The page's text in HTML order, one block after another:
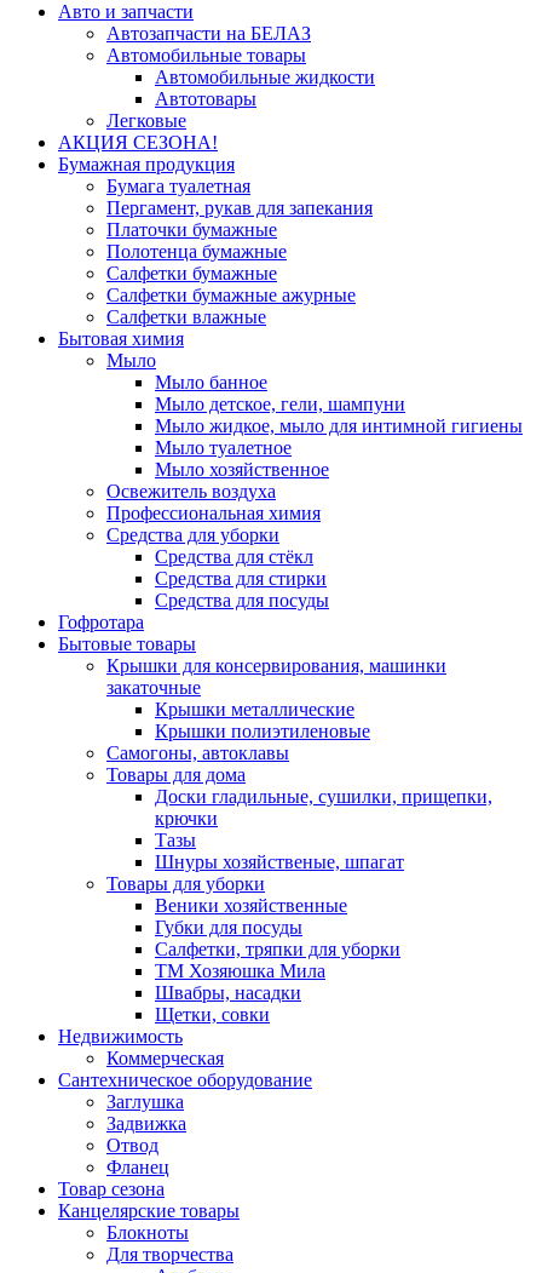
Авто и запчасти
Автозапчасти на БЕЛАЗ
Автомобильные товары
Автомобильные жидкости
Автотовары
Легковые
АКЦИЯ СЕЗОНА!
Бумажная продукция
Бумага туалетная
Пергамент, рукав для запекания
Платочки бумажные
Полотенца бумажные
Салфетки бумажные
Салфетки бумажные ажурные
Салфетки влажные
Бытовая химия
Мыло
Мыло банное
Мыло детское, гели, шампуни
Мыло жидкое, мыло для интимной гигиены
Мыло туалетное
Мыло хозяйственное
Освежитель воздуха
Профессиональная химия
Средства для уборки
Средства для стёкл
Средства для стирки
Средства для посуды
Гофротара
Бытовые товары
Крышки для консервирования, машинки
закаточные
Крышки металлические
Крышки полиэтиленовые
Самогоны, автоклавы
Товары для дома
Доски гладильные, сушилки, прищепки,
крючки
Тазы
Шнуры хозяйственые, шпагат
Товары для уборки
Веники хозяйственные
Губки для посуды
Салфетки, тряпки для уборки
ТМ Хозяюшка Мила
Швабры, насадки
Щетки, совки
Недвижимость
Коммерческая
Сантехническое оборудование
Заглушка
Задвижка
Отвод
Фланец
Товар сезона
Канцелярские товары
Блокноты
Для творчества